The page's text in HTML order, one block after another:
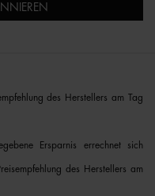
des Herstellers am Tag
Ersparnis errechnet sich
des Herstellers am